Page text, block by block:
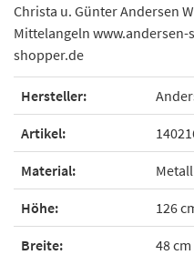
Christa u. Günter Andersen
Mittelangeln
shopper.de
Hersteller:
Artikel:
Material:
Höhe: 126
Breite: 48 cm